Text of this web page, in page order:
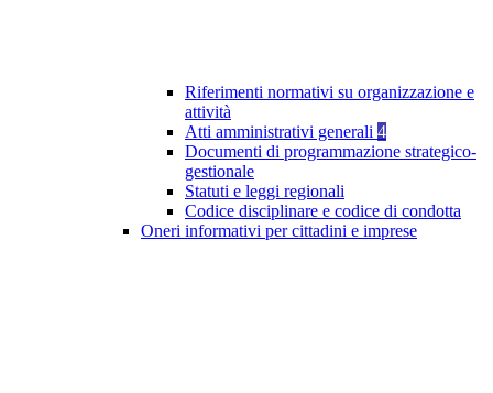
Riferimenti normativi su organizzazione e
attività
Atti amministrativi generali 4
Documenti di programmazione strategico-
gestionale
Statuti e leggi regionali
Codice disciplinare e codice di condotta
Oneri informativi per cittadini e imprese